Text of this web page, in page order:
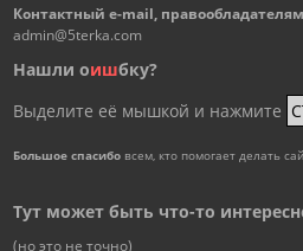
Контактный e-mail,
admin@5terka.com
Нашли оишбку?
Выделите её мышкой и нажмите
Большое спасибовсем, кто помогает делать
Тут может быть что-то
(но это не точно)